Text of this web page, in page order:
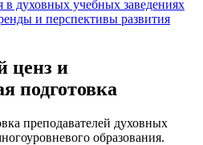
духовных учебных заведениях
и перспективы развития
ценз и
подготовка
преподавателей духовных
образования.